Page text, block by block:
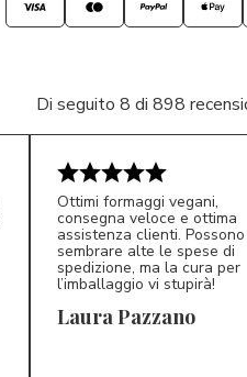
Di seguito 8 di 898
LP 5/5
Ottimi formaggi vegani,
consegna veloce e ottima
assistenza clienti. Possono
sembrare alte le spese di
spedizione, ma la cura per
l’imballaggio vi stupirà!
Laura Pazzano